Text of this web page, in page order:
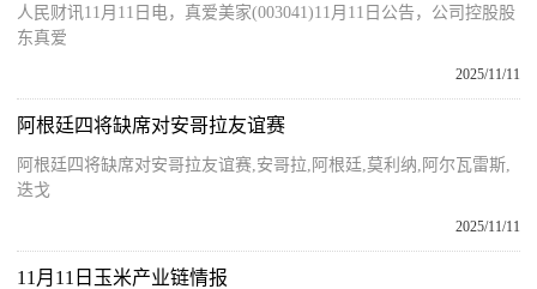
人民财讯11月11日电，真爱美家(003041)11月11日公告，公司控股股
东真爱
2025/11/11
阿根廷四将缺席对安哥拉友谊赛
阿根廷四将缺席对安哥拉友谊赛,安哥拉,阿根廷,莫利纳,阿尔瓦雷斯,
迭戈
2025/11/11
11月11日玉米产业链情报